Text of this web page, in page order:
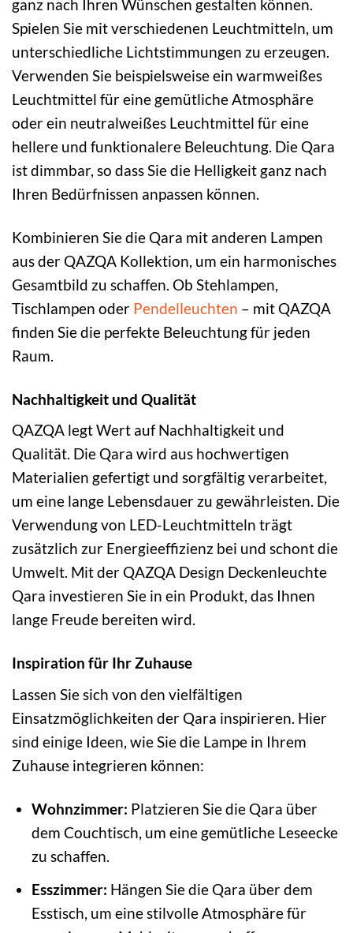
ganz nach Ihren Wünschen gestalten können.
Spielen Sie mit verschiedenen Leuchtmitteln, um
unterschiedliche Lichtstimmungen zu erzeugen.
Verwenden Sie beispielsweise ein warmweißes
Leuchtmittel für eine gemütliche Atmosphäre
oder ein neutralweißes Leuchtmittel für eine
hellere und funktionalere Beleuchtung. Die Qara
ist dimmbar, so dass Sie die Helligkeit ganz nach
Ihren Bedürfnissen anpassen können.
Kombinieren Sie die Qara mit anderen Lampen
aus der QAZQA Kollektion, um ein harmonisches
Gesamtbild zu schaffen. Ob Stehlampen,
Tischlampen oder Pendelleuchten – mit QAZQA
finden Sie die perfekte Beleuchtung für jeden
Raum.
Nachhaltigkeit und Qualität
QAZQA legt Wert auf Nachhaltigkeit und
Qualität. Die Qara wird aus hochwertigen
Materialien gefertigt und sorgfältig verarbeitet,
um eine lange Lebensdauer zu gewährleisten. Die
Verwendung von LED-Leuchtmitteln trägt
zusätzlich zur Energieeffizienz bei und schont die
Umwelt. Mit der QAZQA Design Deckenleuchte
Qara investieren Sie in ein Produkt, das Ihnen
lange Freude bereiten wird.
Inspiration für Ihr Zuhause
Lassen Sie sich von den vielfältigen
Einsatzmöglichkeiten der Qara inspirieren. Hier
sind einige Ideen, wie Sie die Lampe in Ihrem
Zuhause integrieren können:
Wohnzimmer: Platzieren Sie die Qara über
dem Couchtisch, um eine gemütliche Leseecke
zu schaffen.
Esszimmer: Hängen Sie die Qara über dem
Esstisch, um eine stilvolle Atmosphäre für